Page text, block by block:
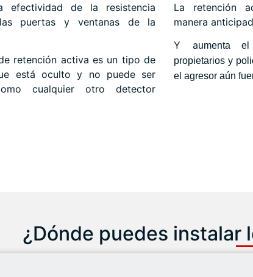
efectividad de la resistencia
puertas y ventanas de la
retención activa es un tipo de
está oculto y no puede ser
cualquier otro detector
La retención
manera
Y aumenta
propietarios y
el agresor aún
¿Dónde puedes instalar